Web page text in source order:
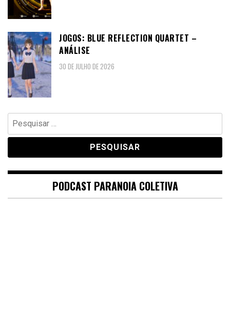
JOGOS: BLUE REFLECTION QUARTET –
ANÁLISE
30 DE JULHO DE 2026
Pesquisar
por:
PODCAST PARANOIA COLETIVA